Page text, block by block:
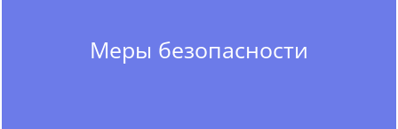
Меры безопасности